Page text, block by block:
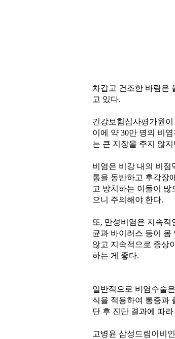
차갑고 건조한 바람은
고 있다.
건강보험심사평가원이
이에 약 30만 명의 비
는 큰 지장을 주지 않
비염은 비강 내의 비점
통을 동반하고 후각장
고 방치하는 이들이
으니 주의해야 한다.
또, 만성비염은 지속
균과 바이러스 등이 몸
않고 지속적으로 증상
하는 게 좋다.
일반적으로 비염수술
식을 적용하여 통증과
단 후 진단 결과에 따
고병윤 삼성드림이비